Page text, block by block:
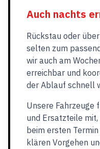
Auch nachts
Rückstau oder
selten zum
wir auch am
erreichbar und
der Ablauf schnell
Unsere Fahrzeuge
und Ersatzteile
beim ersten
klären Vorgehen